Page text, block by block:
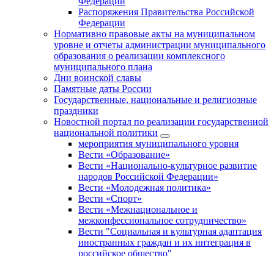
Распоряжения Правительства Российской
Федерации
Нормативно правовые акты на муниципальном
уровне и отчеты администрации муниципального
образования о реализации комплексного
муниципального плана
Дни воинской славы
Памятные даты России
Государственные, национальные и религиозные
праздники
Новостной портал по реализации государственной
национальной политики
мероприятия муниципального уровня
Вести «Образование»
Вести «Национально-культурное развитие
народов Российской Федерации»
Вести «Молодежная политика»
Вести «Спорт»
Вести «Межнациональное и
межконфессиональное сотрудничество»
Вести "Социальная и культурная адаптация
иностранных граждан и их интеграция в
российское общество"